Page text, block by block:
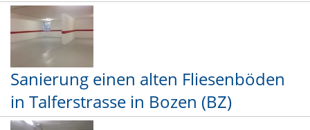
Sanierung einen alten Fliesenböden
in Talferstrasse in Bozen (BZ)